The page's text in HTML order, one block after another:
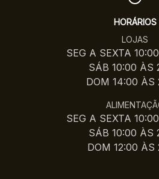
HORÁRIOS
LOJAS
SEG A SEXTA
SÁB 10:00 ÀS
DOM 14:00 ÀS
SEG A SEXTA
SÁB 10:00 ÀS
DOM 12:00 ÀS